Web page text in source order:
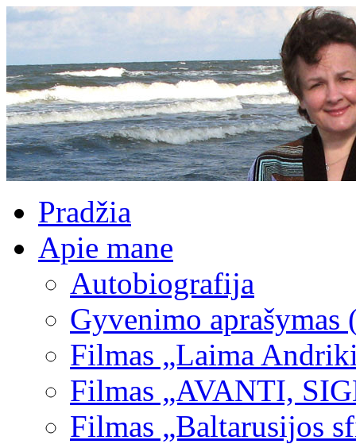
Pradžia
Apie mane
Autobiografija
Gyvenimo aprašymas
Filmas „Laima
Filmas „AVANTI,
Filmas „Baltarusijos